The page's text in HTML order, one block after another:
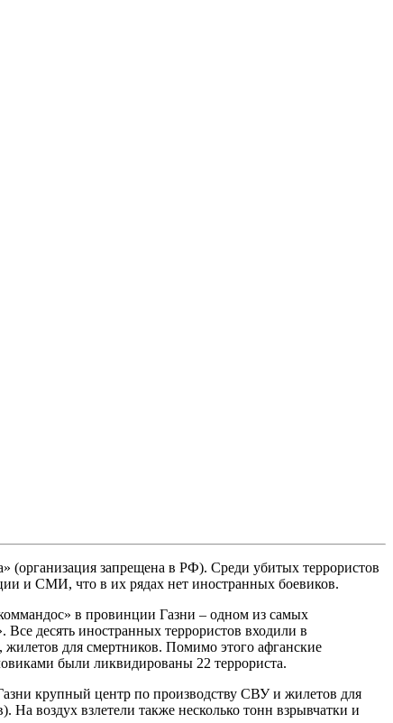
(организация запрещена в РФ). Среди убитых террористов
и СМИ, что в их рядах нет иностранных боевиков.
в провинции Газни – одном из самых
десять иностранных террористов входили в
для смертников. Помимо этого афганские
были ликвидированы 22 террориста.
крупный центр по производству СВУ и жилетов для
воздух взлетели также несколько тонн взрывчатки и